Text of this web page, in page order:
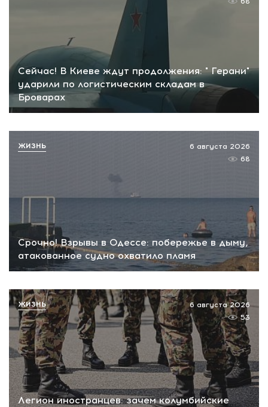
Сейчас! В Киеве ждут продолжения: " Герани"
ударили по логистическим складам в
Броварах
Срочно! Взрывы в Одессе: побережье в дыму,
атакованное судно охватило пламя
6 августа 2026
68
ЖИЗНЬ
Легион иностранцев: зачем колумбийские
6 августа 2026
53
ЖИЗНЬ